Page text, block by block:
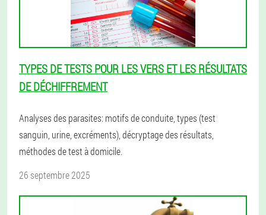
TYPES DE TESTS POUR LES VERS ET LES RÉSULTATS
DE DÉCHIFFREMENT
Analyses des parasites: motifs de conduite, types (test
sanguin, urine, excréments), décryptage des résultats,
méthodes de test à domicile.
26 septembre 2025